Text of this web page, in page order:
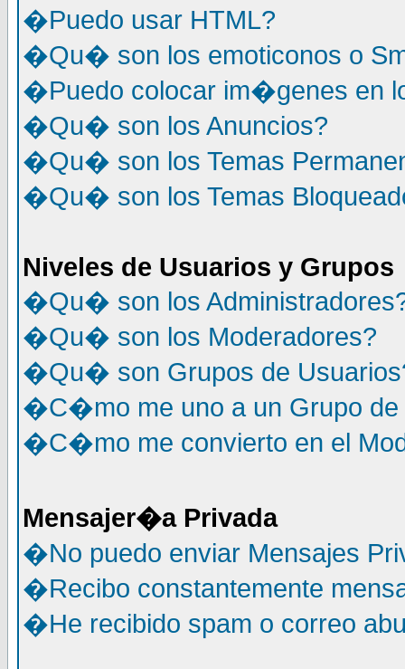
�Puedo usar HTML?
�Qu� son los emoticonos o
�Puedo colocar im�genes en
�Qu� son los Anuncios?
�Qu� son los Temas
�Qu� son los Temas
Niveles de Usuarios y Grupos
�Qu� son los
�Qu� son los Moderadores?
�Qu� son Grupos de
�C�mo me uno a un Grupo de
�C�mo me convierto en el
Mensajer�a Privada
�No puedo enviar Mensajes
�Recibo constantemente
�He recibido spam o correo